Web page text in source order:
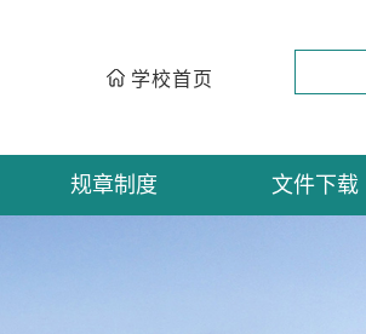
学校首页
规章制度 文件下载